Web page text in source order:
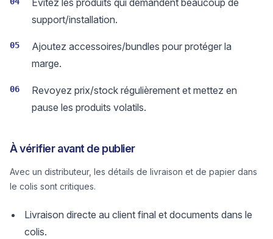
Évitez les produits qui demandent beaucoup de
support/installation.
05
Ajoutez accessoires/bundles pour protéger la
marge.
06
Revoyez prix/stock régulièrement et mettez en
pause les produits volatils.
À vérifier avant de publier
Avec un distributeur, les détails de livraison et de papier dans
le colis sont critiques.
Livraison directe au client final et documents dans le
colis.